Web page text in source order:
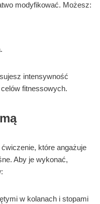
modyfikować. Możesz:
intensywność
fitnessowych.
które angażuje
Aby je wykonać,
w kolanach i stopami